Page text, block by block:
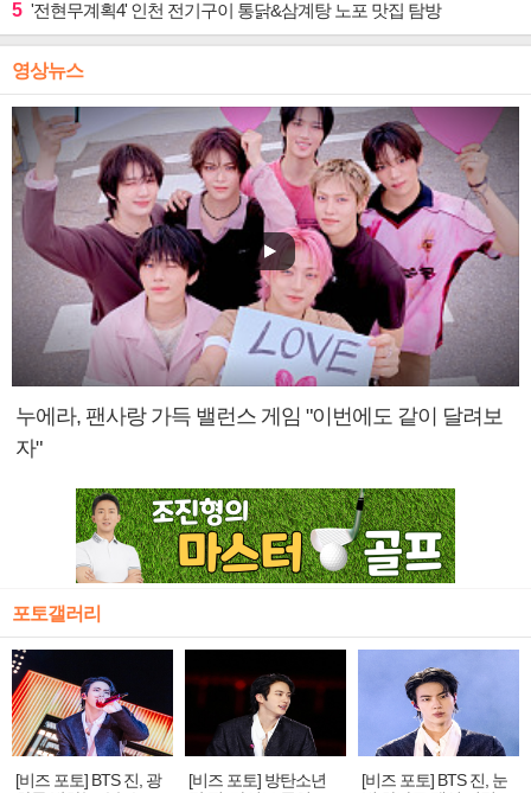
5 '전현무계획4' 인천 전기구이 통닭&삼계탕 노포 맛집 탐방
영상뉴스
누에라, 팬사랑 가득 밸런스 게임 "이번에도 같이 달려보
자"
포토갤러리
[비즈 포토] BTS 진, 광
[비즈 포토] 방탄소년
[비즈 포토] BTS 진, 눈